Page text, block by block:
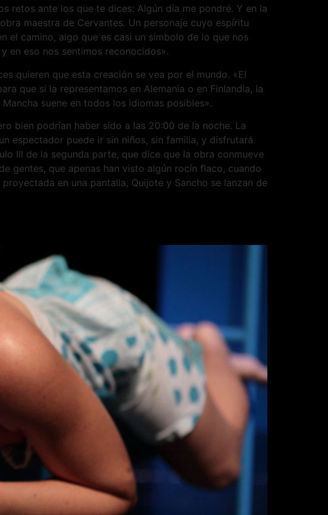
retos ante los que te dices: Algún día me pondré. Y en la
maestra de Cervantes. Un personaje cuyo espíritu
el camino, algo que es casi un símbolo de lo que nos
en eso nos sentimos reconocidos».
quieren que esta creación se vea por el mundo. «El
que si la representamos en Alemania o en Finlandia, la
suene en todos los idiomas posibles».
bien podrían haber sido a las 20:00 de la noche. La
espectador puede ir sin niños, sin familia, y disfrutará
III de la segunda parte, que dice que la obra conmueve
gentes, que apenas han visto algún rocín flaco, cuando
en una pantalla, Quijote y Sancho se lanzan de